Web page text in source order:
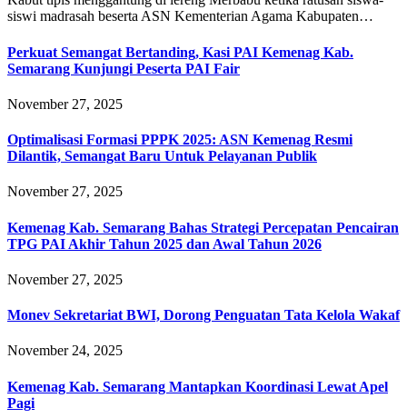
siswi madrasah beserta ASN Kementerian Agama Kabupaten…
Perkuat Semangat Bertanding, Kasi PAI Kemenag Kab.
Semarang Kunjungi Peserta PAI Fair
November 27, 2025
Optimalisasi Formasi PPPK 2025: ASN Kemenag Resmi
Dilantik, Semangat Baru Untuk Pelayanan Publik
November 27, 2025
Kemenag Kab. Semarang Bahas Strategi Percepatan Pencairan
TPG PAI Akhir Tahun 2025 dan Awal Tahun 2026
November 27, 2025
Monev Sekretariat BWI, Dorong Penguatan Tata Kelola Wakaf
November 24, 2025
Kemenag Kab. Semarang Mantapkan Koordinasi Lewat Apel
Pagi